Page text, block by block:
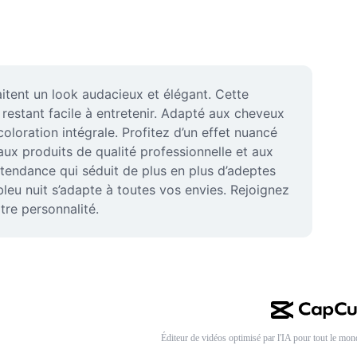
un look audacieux et élégant. Cette
facile à entretenir. Adapté aux cheveux
intégrale. Profitez d’un effet nuancé
produits de qualité professionnelle et aux
qui séduit de plus en plus d’adeptes
nuit s’adapte à toutes vos envies. Rejoignez
personnalité.
Éditeur de vidéos optimisé par l'IA pour tout le